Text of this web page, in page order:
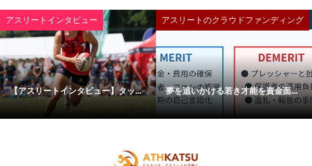
アスリートインタビュー
【アスリートインタビュー】タッ...
アスリートのクラウドファンディング
夢を追いかける若き才能を資金面...